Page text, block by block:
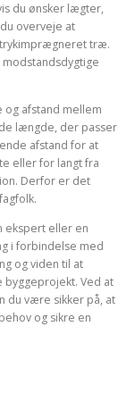
du ønsker lægter,
overveje at
træ.
afstand mellem
længde, der passer
afstand for at
eller for langt fra
Derfor er det
ekspert eller en
i forbindelse med
og viden til at
Ved at
du være sikker på, at
og sikre en